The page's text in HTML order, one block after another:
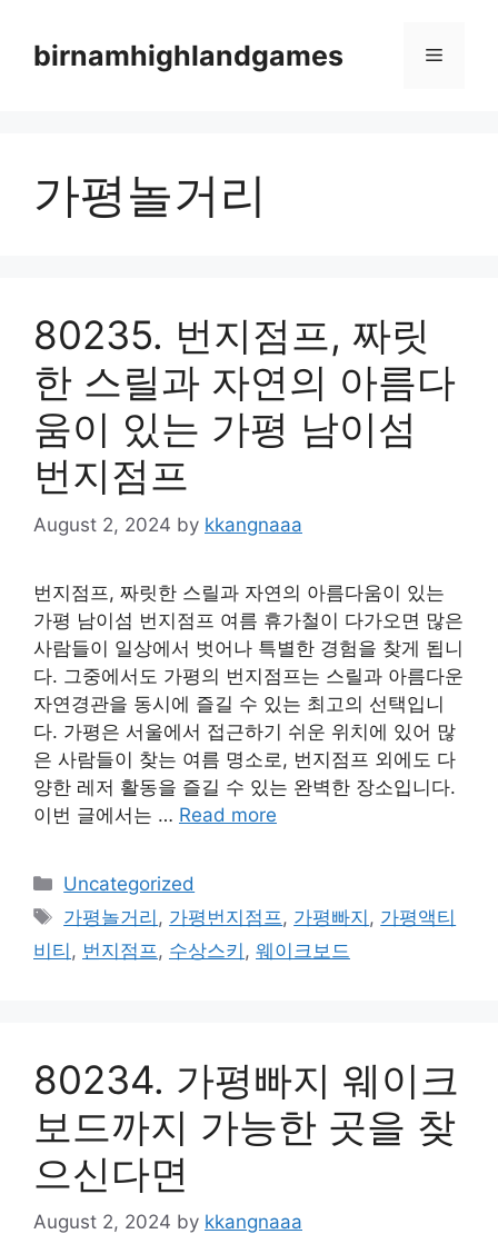
contentbirnamhighlandgames Menu
가평놀거리
80235. 번지점프, 짜릿
한 스릴과 자연의 아름다
움이 있는 가평 남이섬
번지점프
August 2, 2024 by kkangnaaa
번지점프, 짜릿한 스릴과 자연의 아름다움이 있는
가평 남이섬 번지점프 여름 휴가철이 다가오면 많은
사람들이 일상에서 벗어나 특별한 경험을 찾게 됩니
다. 그중에서도 가평의 번지점프는 스릴과 아름다운
자연경관을 동시에 즐길 수 있는 최고의 선택입니
다. 가평은 서울에서 접근하기 쉬운 위치에 있어 많
은 사람들이 찾는 여름 명소로, 번지점프 외에도 다
양한 레저 활동을 즐길 수 있는 완벽한 장소입니다.
이번 글에서는 … Read more
Categories
Uncategorized
Tags
가평놀거리 , 가평번지점프 , 가평빠지 , 가평액티
비티 , 번지점프 , 수상스키 , 웨이크보드
80234. 가평빠지 웨이크
보드까지 가능한 곳을 찾
으신다면
August 2, 2024 by kkangnaaa